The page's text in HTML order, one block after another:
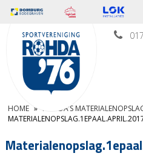
HOME » ROHDA’S